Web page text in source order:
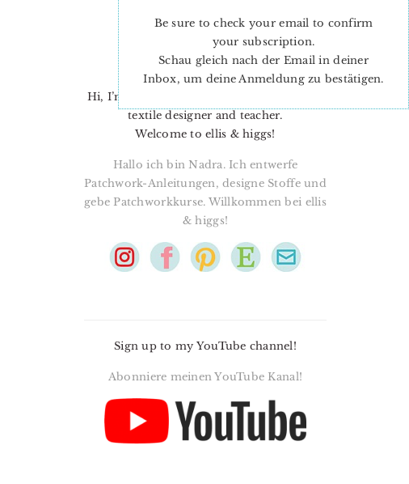
Hi, I’m Nadra. I’m a quilt pattern designer,
textile designer and teacher.
Welcome to ellis & higgs!
Hallo ich bin Nadra. Ich entwerfe
Patchwork-Anleitungen, designe Stoffe und
gebe Patchworkkurse. Willkommen bei ellis
& higgs!
Sign up to my YouTube channel!
Abonniere meinen YouTube Kanal!
Be sure to check your email to confirm
your subscription.
Schau gleich nach der Email in deiner
Inbox, um deine Anmeldung zu bestätigen.